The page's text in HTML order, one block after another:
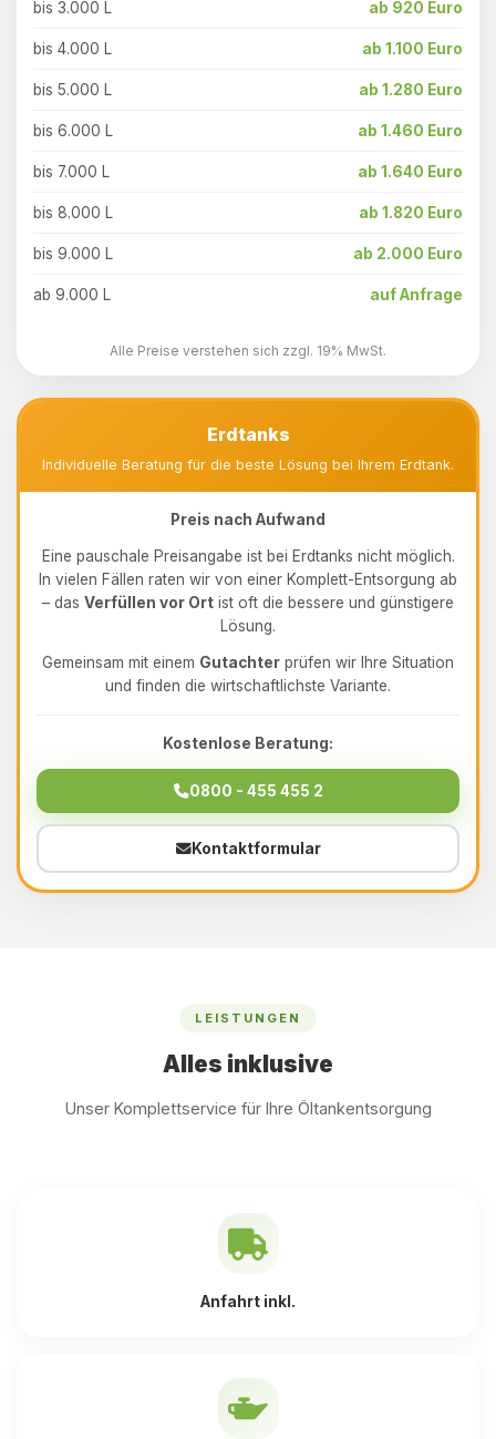
bis 3.000 L ab 920 Euro
bis 4.000 L ab 1.100 Euro
bis 5.000 L ab 1.280 Euro
bis 6.000 L ab 1.460 Euro
bis 7.000 L ab 1.640 Euro
bis 8.000 L ab 1.820 Euro
bis 9.000 L ab 2.000 Euro
ab 9.000 L auf Anfrage
Alle Preise verstehen sich zzgl. 19% MwSt.
Erdtanks
Individuelle Beratung für die beste Lösung bei Ihrem Erdtank.
Preis nach Aufwand
Eine pauschale Preisangabe ist bei Erdtanks nicht möglich.
In vielen Fällen raten wir von einer Komplett-Entsorgung ab
– das Verfüllen vor Ort ist oft die bessere und günstigere
Lösung.
Gemeinsam mit einem Gutachter prüfen wir Ihre Situation
und finden die wirtschaftlichste Variante.
Kostenlose Beratung:
0800 - 455 455 2
Kontaktformular
LEISTUNGEN
Alles inklusive
Unser Komplettservice für Ihre Öltankentsorgung
Anfahrt inkl.